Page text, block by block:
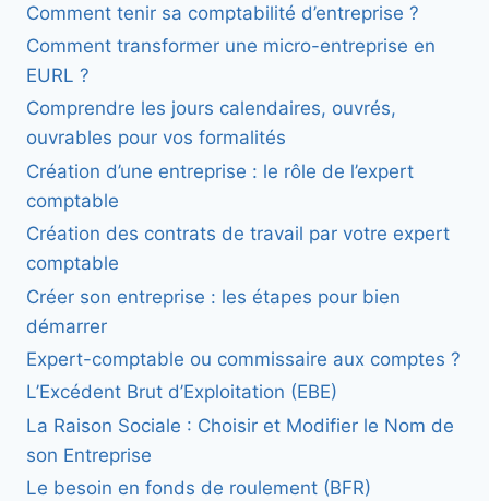
Comment tenir sa comptabilité d’entreprise ?
Comment transformer une micro-entreprise en
EURL ?
Comprendre les jours calendaires, ouvrés,
ouvrables pour vos formalités
Création d’une entreprise : le rôle de l’expert
comptable
Création des contrats de travail par votre expert
comptable
Créer son entreprise : les étapes pour bien
démarrer
Expert-comptable ou commissaire aux comptes ?
L’Excédent Brut d’Exploitation (EBE)
La Raison Sociale : Choisir et Modifier le Nom de
son Entreprise
Le besoin en fonds de roulement (BFR)